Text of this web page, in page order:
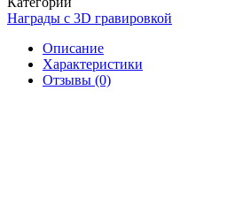
Награды с 3D гравировкой
Описание
Характеристики
Отзывы (0)